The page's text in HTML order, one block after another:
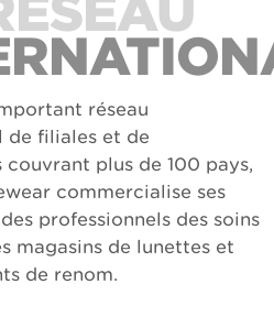
réseau
de filiales et de
plus de 100 pays,
commercialise ses
professionnels des soins
magasins de lunettes et
de renom.